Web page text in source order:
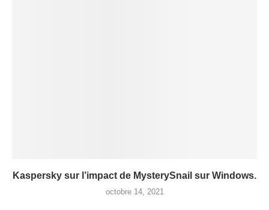
Kaspersky sur l’impact de MysterySnail sur Windows.
octobre 14, 2021